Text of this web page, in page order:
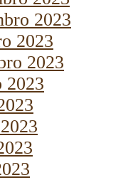
2023
2023
2023
2023